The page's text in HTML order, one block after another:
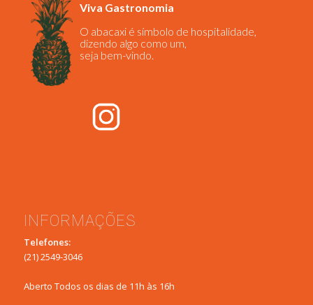
Viva Gastronomia
O abacaxi é símbolo de hospitalidade,
dizendo algo como um,
seja bem-vindo.
INFORMAÇÕES
Telefones:
(21) 2549-3046
Aberto Todos os dias de 11h às 16h